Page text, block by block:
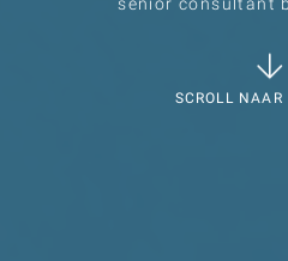
SCROLL NAAR